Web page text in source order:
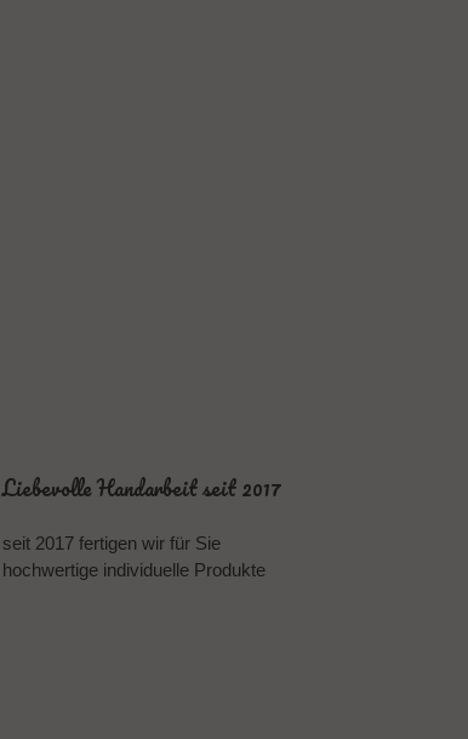
Liebevolle Handarbeit seit 2017
seit 2017 fertigen wir für Sie
hochwertige individuelle Produkte